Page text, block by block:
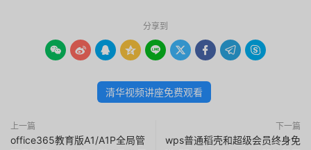
分享到
        
清华视频讲座免费观看
上一篇
office365教育版A1/A1P全局管
下一篇
wps普通稻壳和超级会员终身免